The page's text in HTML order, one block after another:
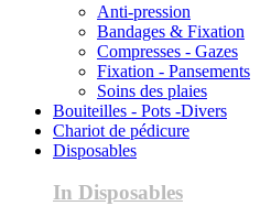
Anti-pression
Bandages & Fixation
Compresses - Gazes
Fixation - Pansements
Soins des plaies
Bouiteilles - Pots -Divers
Chariot de pédicure
Disposables
In Disposables